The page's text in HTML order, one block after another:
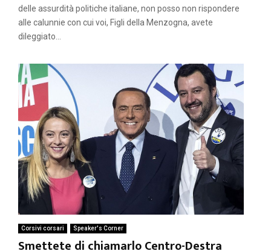
delle assurdità politiche italiane, non posso non rispondere
alle calunnie con cui voi, Figli della Menzogna, avete
dileggiato...
Corsivi corsari Speaker's Corner
Smettete di chiamarlo Centro-Destra